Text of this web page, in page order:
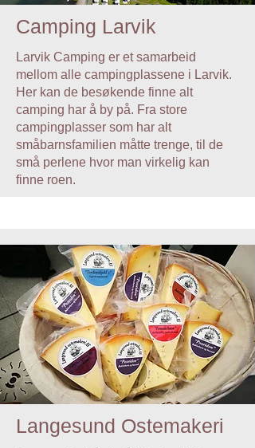
Camping Larvik
Larvik Camping er et samarbeid
mellom alle campingplassene i Larvik.
Her kan de besøkende finne alt
camping har å by på. Fra store
campingplasser som har alt
småbarnsfamilien måtte trenge, til de
små perlene hvor man virkelig kan
finne roen.
Langesund Ostemakeri